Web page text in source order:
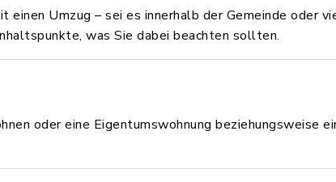
einen Umzug – sei es innerhalb der Gemeinde oder
was Sie dabei beachten sollten.
oder eine Eigentumswohnung beziehungsweise